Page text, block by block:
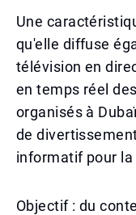
Une
qu'elle diffuse
télévision en
en temps réel
organisés à
de
informatif pour
Objectif : du